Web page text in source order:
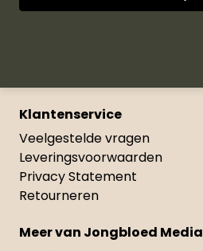
Klantenservice
Veelgestelde vragen
Leveringsvoorwaarden
Privacy Statement
Retourneren
Meer van Jongbloed Media